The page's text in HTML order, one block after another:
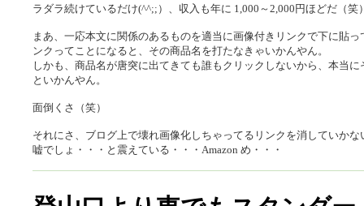
ラダラ続けているだけ(^^;;）、収入も年に 1,000～2,000円ほどだ（笑
まあ、一応本文に関係のあるものを適当に画像付きリンクで下に貼
ンクってことになると、その商品名を打たなきゃいかんやん。
しかも、商品名が唐突に出てきても誰もクリックしないから、本当
といかんやん。
面倒くさ（笑）
それにさ、ブログ上で壊れ画像化しちゃってるリンクを消していかな
嘘でしょ・・・と震えている・・・Amazon め・・・